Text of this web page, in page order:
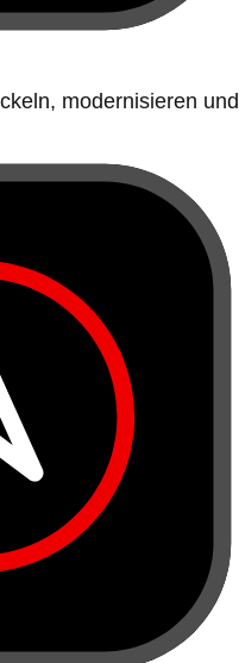
modernisieren und